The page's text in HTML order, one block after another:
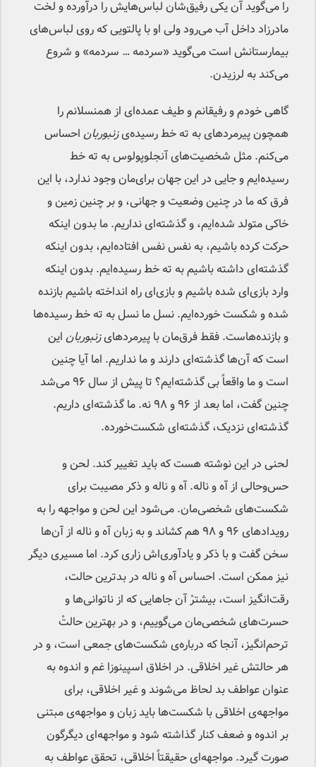
را می‌گوید آن‌ یکی رفیق‌شان لباس‌هایش را درآورده و لخت
مادرزاد داخل آب می‌رود ولی او با پالتویی که روی لباس‌های
بیمارستانش است می‌گوید «سردمه … سردمه» و شروع
می‌کند به لرزیدن.
گاهی خودم و رفیقانم و طیف عمده‌ای از همنسلانم را
همچون پیرمردهای به ته خط رسیده‌یزنبوربان احساس
می‌کنم. مثل شخصیت‌های آنجلوپولوس به ته خط
رسیده‌ایم و جایی در این جهان برای‌مان وجود ندارد، با این
فرق که ما در چنین وضعیت و جهانی، و بر چنین زمین و
خاکی متولد شده‌ایم، و گذشته‌ای نداریم. ما بدون اینکه
حرکت کرده باشیم، به نفس نفس افتاده‌ایم، بدون اینکه
گذشته‌ای داشته باشیم به ته خط رسیده‌ایم. بدون اینکه
وارد بازی‌ای شده باشیم و بازی‌ای راه انداخته باشیم بازنده
شده‌ و شکست خورده‌ایم. نسل ما نسل به ته خط رسیده‌ها
و بازنده‌هاست. فقط فرق‌مان با پیرمردهایزنبوربان این
است که آن‌ها گذشته‌ای دارند و ما نداریم. اما آیا چنین
است و ما واقعاً بی گذشته‌ایم؟ تا پیش از سال ۹۶ می‌شد
چنین گفت، اما بعد از ۹۶ و ۹۸ نه. ما گذشته‌ای داریم.
گذشته‌ای نزدیک، گذشته‌ای شکست‌خورده.
لحنی در این نوشته هست که باید تغییر کند. لحن و
حس‌وحالی از آه و ناله. آه و ناله و ذکر مصیبت برای
شکست‌های شخصی‌مان. می‌شود این لحن و مواجهه را به
رویدادهای ۹۶ و ۹۸ هم کشاند و به زبان آه و ناله از آن‌ها
سخن گفت و با ذکر و یادآوری‌اش زاری کرد. اما مسیری دیگر
نیز ممکن است. احساس آه و ناله در بدترین حالت،
رقت‌انگیز است، بیشترْ آن جاهایی که از ناتوانی‌ها و
حسرت‌های شخصی‌مان می‌گوییم، و در بهترین حالتْ
ترحم‌انگیز، آنجا که درباره‌ی شکست‌های جمعی است، و در
هر حالتش غیر اخلاقی. در اخلاق اسپینوزا غم و اندوه به
عنوان عواطف بد لحاظ می‌شوند و غیر اخلاقی، برای
مواجهه‌ی اخلاقی با شکست‌ها باید زبان و مواجهه‌ی مبتنی
بر اندوه و ضعف کنار گذاشته شود و مواجهه‌ای دیگرگون
صورت گیرد. مواجهه‌ای حقیقتاً اخلاقی، تحقق عواطف به